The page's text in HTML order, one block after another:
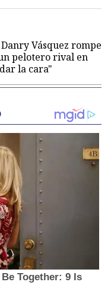
Vásquez rompe
pelotero rival en
la cara"